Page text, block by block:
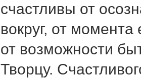
счастливы от
вокруг, от
от возможности
Творцу.